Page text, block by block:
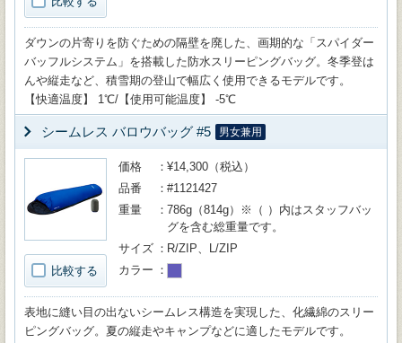
ダウンの片寄りを防ぐための隔壁を廃した、画期的な「スパイダー
バッフルシステム」を搭載した防水スリーピングバッグ。冬季登は
んや縦走など、積雪期の登山で幅広く使用できるモデルです。
【快適温度】 1℃/【使用可能温度】 -5℃
シームレス バロウバッグ #5 男女兼用
比較する
価格
¥14,300（税込）
品番
#1121427
重量
786g（814g）※（ ）内はスタッフバッ
グを含む総重量です。
サイズ
R/ZIP、L/ZIP
カラー
表地に縫い目の出ないシームレス構造を実現した、化繊綿のスリー
ピングバッグ。夏の縦走やキャンプなどに適したモデルです。